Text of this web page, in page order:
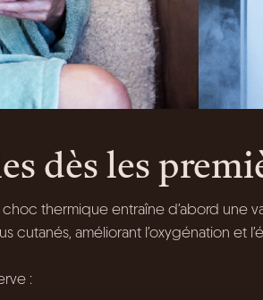
dès les
thermique entraîne d’abord une
cutanés, améliorant l’oxygénation et
: